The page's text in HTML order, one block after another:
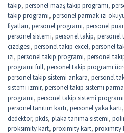
takip, personel maaş takip programı,
takip programı, personel parmak izi
fiyatları, personel programı, personel
personel sistemi, personel takip, personel
çizelgesi, personel takip excel, personel
izi, personel takip programı, personel
programı full, personel takip programı
personel takip sistemi ankara, personel
sistemi izmir, personel takip sistemi
programı, personel takip sistemi
personel tanıtım kartı, personel yaka kartı,
dedektör, pkds, plaka tanıma sistemi,
proksimity kart, proximity kart, proximity